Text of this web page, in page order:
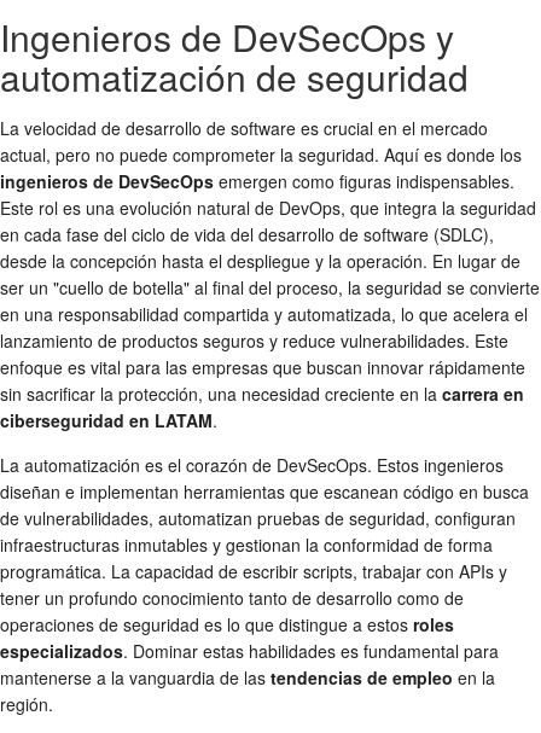
Ingenieros de DevSecOps y
automatización de seguridad
La velocidad de desarrollo de software es crucial en el mercado
actual, pero no puede comprometer la seguridad. Aquí es donde los
ingenieros de DevSecOps emergen como figuras indispensables.
Este rol es una evolución natural de DevOps, que integra la seguridad
en cada fase del ciclo de vida del desarrollo de software (SDLC),
desde la concepción hasta el despliegue y la operación. En lugar de
ser un "cuello de botella" al final del proceso, la seguridad se convierte
en una responsabilidad compartida y automatizada, lo que acelera el
lanzamiento de productos seguros y reduce vulnerabilidades. Este
enfoque es vital para las empresas que buscan innovar rápidamente
sin sacrificar la protección, una necesidad creciente en la carrera en
ciberseguridad en LATAM.
La automatización es el corazón de DevSecOps. Estos ingenieros
diseñan e implementan herramientas que escanean código en busca
de vulnerabilidades, automatizan pruebas de seguridad, configuran
infraestructuras inmutables y gestionan la conformidad de forma
programática. La capacidad de escribir scripts, trabajar con APIs y
tener un profundo conocimiento tanto de desarrollo como de
operaciones de seguridad es lo que distingue a estos roles
especializados. Dominar estas habilidades es fundamental para
mantenerse a la vanguardia de las tendencias de empleo en la
región.